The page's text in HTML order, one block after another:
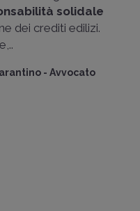
solidale
dei crediti edilizi.
- Avvocato